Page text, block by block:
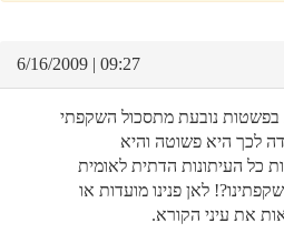
09:27 | 6/16/2009
בפשטות נובעת מתסכול השקפתי
לכך היא פשוטה והיא
כל העיתונות הדתית לאומית
לאן פנינו מועדות או
את עיני הקורא.